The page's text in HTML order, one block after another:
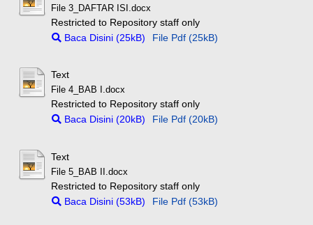
File 3_DAFTAR ISI.docx
Restricted to Repository staff only
Baca Disini (25kB)
File Pdf (25kB)
Text
File 4_BAB I.docx
Restricted to Repository staff only
Baca Disini (20kB)
File Pdf (20kB)
Text
File 5_BAB II.docx
Restricted to Repository staff only
Baca Disini (53kB)
File Pdf (53kB)